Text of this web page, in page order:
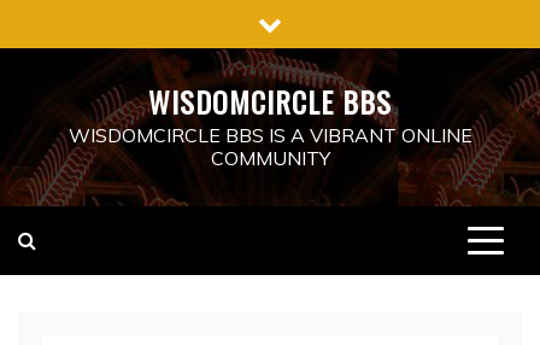
to
WISDOMCIRCLE BBS
WISDOMCIRCLE BBS IS A VIBRANT ONLINE
COMMUNITY